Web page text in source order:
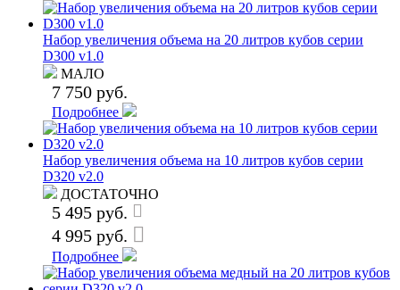
Набор увеличения объема на 20 литров кубов серии
D300 v1.0
МАЛО
7 750 руб.
Подробнее
Набор увеличения объема на 10 литров кубов серии
D320 v2.0
ДОСТАТОЧНО
5 495 руб.
4 995 руб.
Подробнее